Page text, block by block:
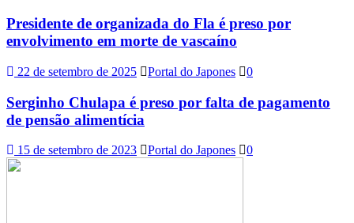
Presidente de organizada do Fla é preso por
envolvimento em morte de vascaíno
22 de setembro de 2025 Portal do Japones 0
Serginho Chulapa é preso por falta de pagamento
de pensão alimentícia
15 de setembro de 2023 Portal do Japones 0